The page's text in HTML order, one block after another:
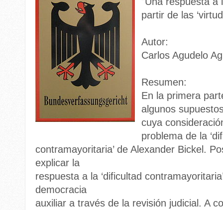
partir de las
Autor:
Carlos Agudelo
Resumen:
En la primera
algunos
cuya
problema de la
contramayoritaria’ de Alexander Bickel.
explicar la
respuesta a la ‘dificultad
democracia
auxiliar a través de la revisión judicial. A